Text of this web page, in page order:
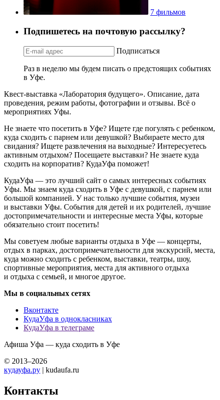
7 фильмов
Подпишетесь на почтовую рассылку?
Подписаться
Раз в неделю мы будем писать о предстоящих событиях
в Уфе.
Квест-выставка «Лаборатория будущего». Описание, дата
проведения, режим работы, фотографии и отзывы. Всё о
мероприятиях Уфы.
Не знаете что посетить в Уфе? Ищете где погулять с ребенком,
куда сходить с парнем или девушкой? Выбираете место для
свидания? Ищете развлечения на выходные? Интересуетесь
активным отдыхом? Посещаете выставки? Не знаете куда
сходить на корпоратив? КудаУфа поможет!
КудаУфа — это лучший сайт о самых интересных событиях
Уфы. Мы знаем куда сходить в Уфе с девушкой, с парнем или
большой компанией. У нас только лучшие события, музеи
и выставки Уфы. События для детей и их родителей, лучшие
достопримечательности и интересные места Уфы, которые
обязательно стоит посетить!
Мы советуем любые варианты отдыха в Уфе — концерты,
отдых в парках, достопримечательности для экскурсий, места,
куда можно сходить с ребенком, выставки, театры, шоу,
спортивные мероприятия, места для активного отдыха
и отдыха с семьей, и многое другое.
Мы в социальных сетях
Вконтакте
КудаУфа в однокласниках
КудаУфа в телеграме
Афиша Уфа — куда сходить в Уфе
© 2013–2026
кудауфа.ру | kudaufa.ru
Контакты